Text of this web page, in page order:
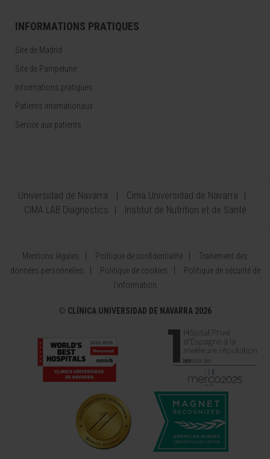
INFORMATIONS PRATIQUES
Site de Madrid
Site de Pampelune
Informations pratiques
Patients internationaux
Service aux patients
Universidad de Navarra
Cima Universidad de Navarra
CIMA LAB Diagnostics
Institut de Nutrition et de Santé
Mentions légales Politique de confidentialité
Traitement des
données personnelles
Politique de cookies
Politique de sécurité de
l’information
© CLÍNICA UNIVERSIDAD DE NAVARRA 2026